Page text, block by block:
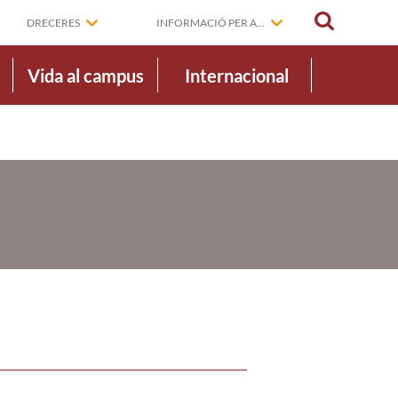
DRECERES INFORMACIÓ PER A...
Vida al campus Internacional